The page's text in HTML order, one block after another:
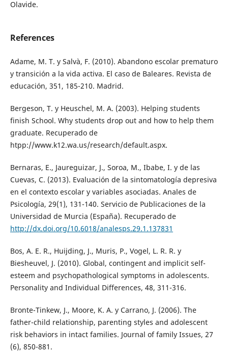
Olavide.
References
Adame, M. T. y Salvà, F. (2010). Abandono escolar prematuro
y transición a la vida activa. El caso de Baleares. Revista de
educación, 351, 185-210. Madrid.
Bergeson, T. y Heuschel, M. A. (2003). Helping students
finish School. Why students drop out and how to help them
graduate. Recuperado de
htpp://www.k12.wa.us/research/default.aspx.
Bernaras, E., Jaureguizar, J., Soroa, M., Ibabe, I. y de las
Cuevas, C. (2013). Evaluación de la sintomatología depresiva
en el contexto escolar y variables asociadas. Anales de
Psicología, 29(1), 131-140. Servicio de Publicaciones de la
Universidad de Murcia (España). Recuperado de
http://dx.doi.org/10.6018/analesps.29.1.137831
Bos, A. E. R., Huijding, J., Muris, P., Vogel, L. R. R. y
Biesheuvel, J. (2010). Global, contingent and implicit self-
esteem and psychopathological symptoms in adolescents.
Personality and Individual Differences, 48, 311-316.
Bronte-Tinkew, J., Moore, K. A. y Carrano, J. (2006). The
father-child relationship, parenting styles and adolescent
risk behaviors in intact families. Journal of family Issues, 27
(6), 850-881.